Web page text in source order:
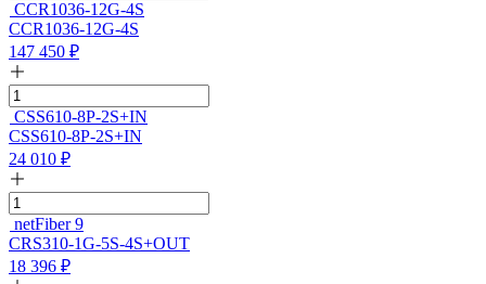
CCR1036-12G-4S
CCR1036-12G-4S
147 450 ₽
CSS610-8P-2S+IN
CSS610-8P-2S+IN
24 010 ₽
netFiber 9
CRS310-1G-5S-4S+OUT
18 396 ₽